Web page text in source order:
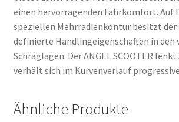
einen hervorragenden Fahrkomfort. Auf
speziellen Mehrradienkontur besitzt der
definierte Handlingeigenschaften in den
Schräglagen. Der ANGEL SCOOTER
verhält sich im Kurvenverlauf
Ähnliche Produkte